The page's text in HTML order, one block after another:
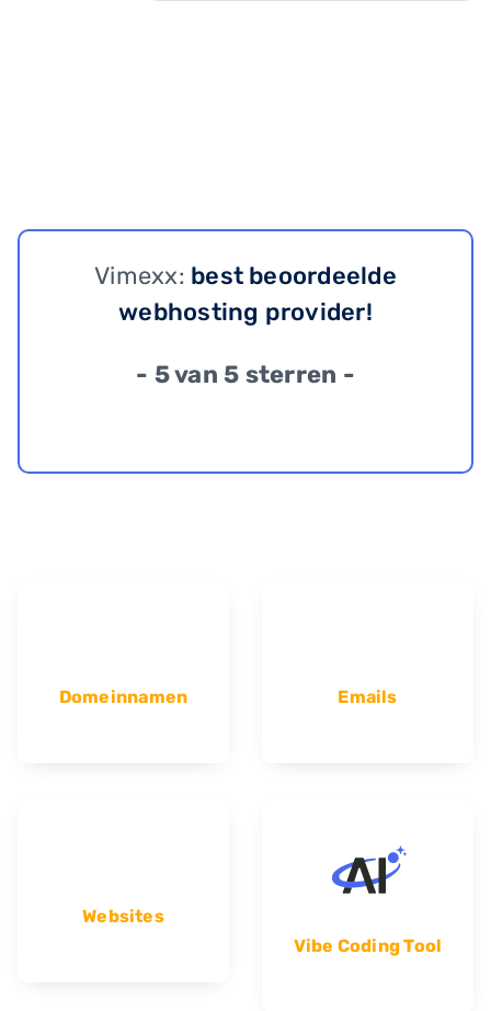
Vimexx: best beoordeelde
webhosting provider!
- 5 van 5 sterren -
Domeinnamen Emails
Websites
Vibe Coding Tool